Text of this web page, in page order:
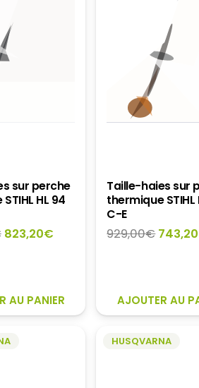
sur perche
HL 94
Le
1
029,00€.
823,20€Le
823,20€.
AU PANIER
Taille-haies sur
thermique STIHL
C-E
929,00€ Le
743,20
AJOUTER AU
HUSQVARNA